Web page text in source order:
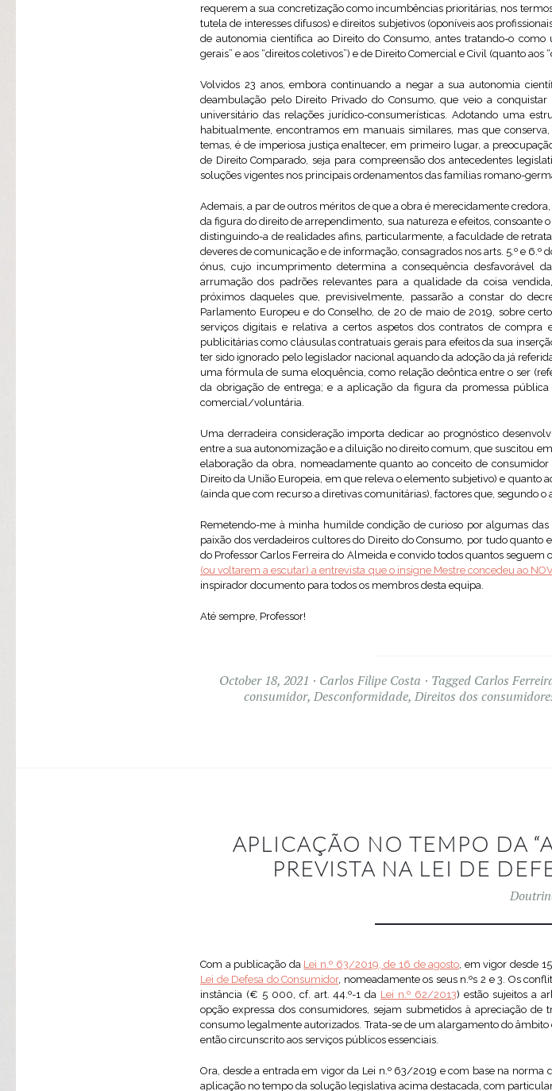
requerem a sua concretização como incumbências prioritárias, nos
tutela de interesses difusos) e direitos subjetivos (oponíveis aos
de autonomia científica ao Direito do Consumo, antes tratando-o
gerais” e aos “direitos coletivos”) e de Direito Comercial e Civil (quanto aos
Volvidos 23 anos, embora continuando a negar a sua autonomia
deambulação pelo Direito Privado do Consumo, que veio a
universitário das relações jurídico-consumerísticas. Adotando uma
habitualmente, encontramos em manuais similares, mas que
temas, é de imperiosa justiça enaltecer, em primeiro lugar, a
de Direito Comparado, seja para compreensão dos antecedentes
soluções vigentes nos principais ordenamentos das famílias romano-
Ademais, a par de outros méritos de que a obra é merecidamente
da figura do direito de arrependimento, sua natureza e efeitos, consoante
distinguindo-a de realidades afins, particularmente, a faculdade de
deveres de comunicação e de informação, consagrados nos arts. 5.º e 6.º
ónus, cujo incumprimento determina a consequência desfavorável
arrumação dos padrões relevantes para a qualidade da coisa
próximos daqueles que, previsivelmente, passarão a constar do
Parlamento Europeu e do Conselho, de 20 de maio de 2019, sobre
serviços digitais e relativa a certos aspetos dos contratos de
publicitárias como cláusulas contratuais gerais para efeitos da sua
ter sido ignorado pelo legislador nacional aquando da adoção da já
uma fórmula de suma eloquência, como relação deôntica entre o ser
da obrigação de entrega; e a aplicação da figura da promessa
comercial/voluntária.
Uma derradeira consideração importa dedicar ao prognóstico
entre a sua autonomização e a diluição no direito comum, que suscitou
elaboração da obra, nomeadamente quanto ao conceito de
Direito da União Europeia, em que releva o elemento subjetivo) e
(ainda que com recurso a diretivas comunitárias), factores que, segundo
Remetendo-me à minha humilde condição de curioso por algumas
paixão dos verdadeiros cultores do Direito do Consumo, por tudo
do Professor Carlos Ferreira do Almeida e convido todos quantos
(ou voltarem a escutar) a entrevista que o insigne Mestre concedeu ao
inspirador documento para todos os membros desta equipa.
Até sempre, Professor!
October 18, 2021 Carlos Filipe Costa Tagged Carlos
consumidor, Desconformidade, Direitos dos
APLICAÇÃO NO TEMPO DA
PREVISTA NA LEI DE
Com a publicação da Lei n.º 63/2019, de 16 de agosto, em vigor desde
Lei de Defesa do Consumidor, nomeadamente os seus n.ºs 2 e 3. Os
instância (€ 5 000, cf. art. 44.º-1 da Lei n.º 62/2013) estão sujeitos a
opção expressa dos consumidores, sejam submetidos à apreciação
consumo legalmente autorizados. Trata-se de um alargamento do
então circunscrito aos serviços públicos essenciais.
Ora, desde a entrada em vigor da Lei n.º 63/2019 e com base na norma
aplicação no tempo da solução legislativa acima destacada, com